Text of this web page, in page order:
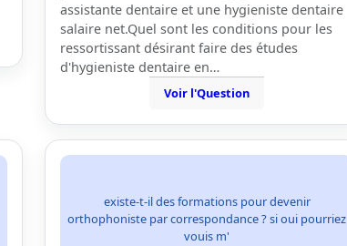
assistante dentaire et une hygieniste dentaire
salaire net.Quel sont les conditions pour les
ressortissant désirant faire des études
d'hygieniste dentaire en…
Voir l'Question
existe-t-il des formations pour devenir
orthophoniste par correspondance ? si oui pourriez
vouis m'